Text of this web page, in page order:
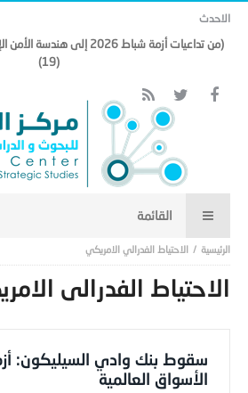
الاحدث
(من تداعيات أزمة شباط 2026
(19)
الاحتياط الفدرالي الامريكي
الاحتياط الفدرالي
سقوط بنك وادي السيليكون:
الأسواق العالمية